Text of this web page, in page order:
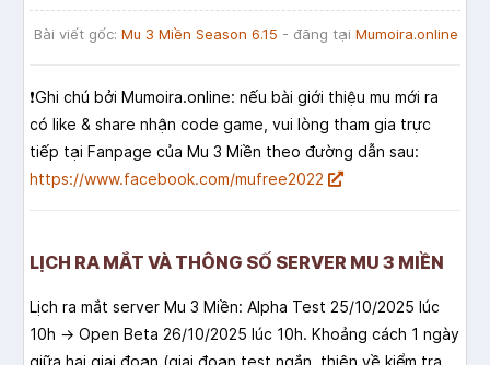
Bài viết gốc: Mu 3 Miền Season 6.15 - đăng tại Mumoira.online
❗️Ghi chú bởi Mumoira.online: nếu bài giới thiệu mu mới ra
có like & share nhận code game, vui lòng tham gia trực
tiếp tại Fanpage của Mu 3 Miền theo đường dẫn sau:
https://www.facebook.com/mufree2022
LỊCH RA MẮT VÀ THÔNG SỐ SERVER MU 3 MIỀN
Lịch ra mắt server Mu 3 Miền: Alpha Test 25/10/2025 lúc
10h → Open Beta 26/10/2025 lúc 10h. Khoảng cách 1 ngày
giữa hai giai đoạn (giai đoạn test ngắn, thiên về kiểm tra